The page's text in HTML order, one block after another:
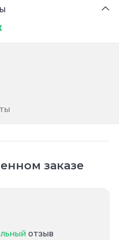
заказе
отзыв